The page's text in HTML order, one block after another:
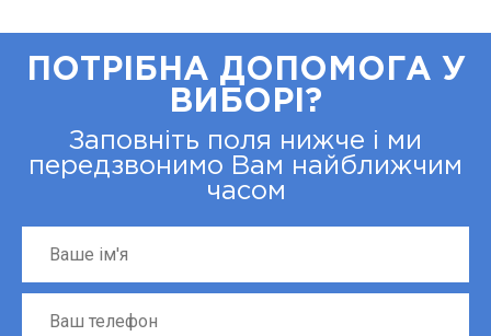
ПОТРІБНА ДОПОМОГА У
ВИБОРІ?
Заповніть поля нижче і ми
передзвонимо Вам найближчим
часом